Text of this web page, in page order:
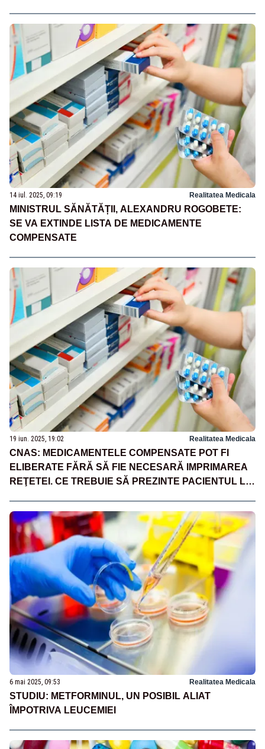
14 iul. 2025, 09:19 Realitatea Medicala
MINISTRUL SĂNĂTĂȚII, ALEXANDRU ROGOBETE:
SE VA EXTINDE LISTA DE MEDICAMENTE
COMPENSATE
19 iun. 2025, 19:02 Realitatea Medicala
CNAS: MEDICAMENTELE COMPENSATE POT FI
ELIBERATE FĂRĂ SĂ FIE NECESARĂ IMPRIMAREA
REŢETEI. CE TREBUIE SĂ PREZINTE PACIENTUL LA
6 mai 2025, 09:53 Realitatea Medicala
STUDIU: METFORMINUL, UN POSIBIL ALIAT
ÎMPOTRIVA LEUCEMIEI